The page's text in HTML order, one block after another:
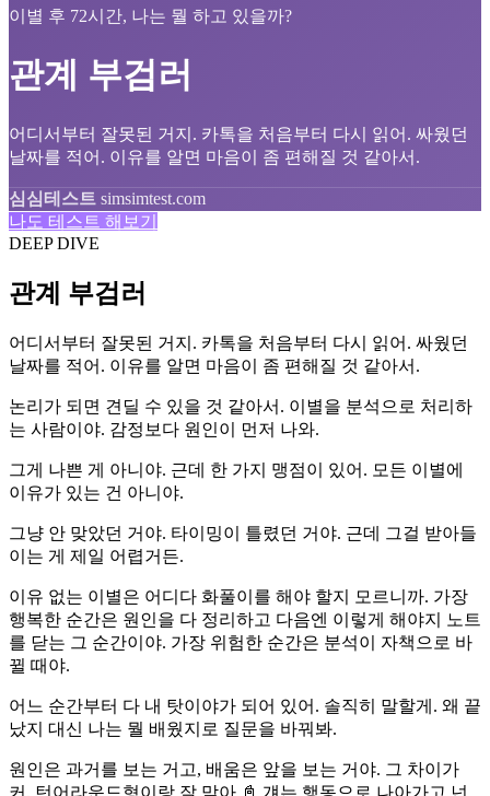
이별 후 72시간, 나는 뭘 하고 있을까?
관계 부검러
어디서부터 잘못된 거지. 카톡을 처음부터 다시 읽어. 싸웠던
날짜를 적어. 이유를 알면 마음이 좀 편해질 것 같아서.
심심테스트 simsimtest.com
나도 테스트 해보기
DEEP DIVE
관계 부검러
어디서부터 잘못된 거지. 카톡을 처음부터 다시 읽어. 싸웠던
날짜를 적어. 이유를 알면 마음이 좀 편해질 것 같아서.
논리가 되면 견딜 수 있을 것 같아서. 이별을 분석으로 처리하
는 사람이야. 감정보다 원인이 먼저 나와.
그게 나쁜 게 아니야. 근데 한 가지 맹점이 있어. 모든 이별에
이유가 있는 건 아니야.
그냥 안 맞았던 거야. 타이밍이 틀렸던 거야. 근데 그걸 받아들
이는 게 제일 어렵거든.
이유 없는 이별은 어디다 화풀이를 해야 할지 모르니까. 가장
행복한 순간은 원인을 다 정리하고 다음엔 이렇게 해야지 노트
를 닫는 그 순간이야. 가장 위험한 순간은 분석이 자책으로 바
뀔 때야.
어느 순간부터 다 내 탓이야가 되어 있어. 솔직히 말할게. 왜 끝
났지 대신 나는 뭘 배웠지로 질문을 바꿔봐.
원인은 과거를 보는 거고, 배움은 앞을 보는 거야. 그 차이가
커. 턴어라운드형이랑 잘 맞아 📓 걔는 행동으로 나아가고 넌